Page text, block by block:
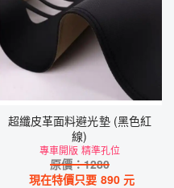
超纖皮革面料避光墊 (黑色紅
線)
專車開版 精準孔位
原價：1280
現在特價只要 890 元